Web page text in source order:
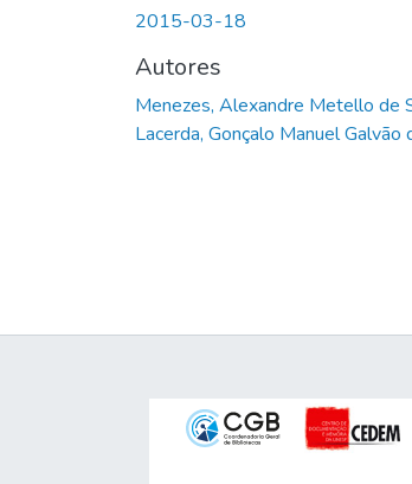
2015-03-18
Autores
Menezes, Alexandre Metello de
Lacerda, Gonçalo Manuel Galvão